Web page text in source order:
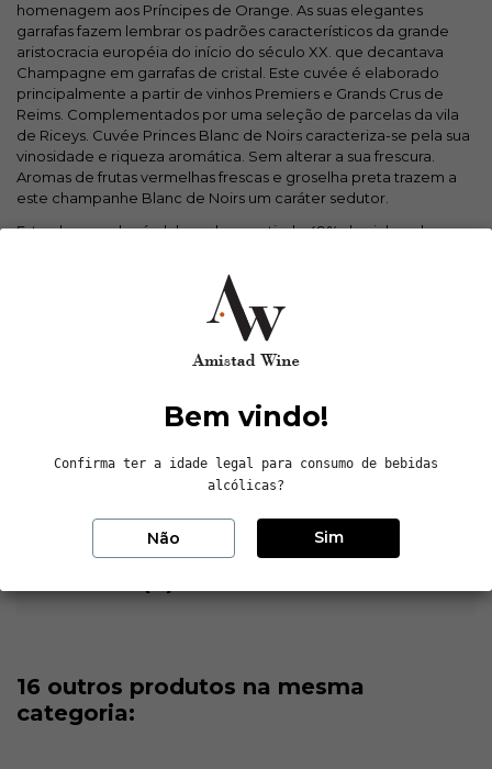
homenagem aos Príncipes de Orange. As suas elegantes
garrafas fazem lembrar os padrões característicos da grande
aristocracia européia do início do século XX. que decantava
Champagne em garrafas de cristal. Este cuvée é elaborado
principalmente a partir de vinhos Premiers e Grands Crus de
Reims. Complementados por uma seleção de parcelas da vila
de Riceys. Cuvée Princes Blanc de Noirs caracteriza-se pela sua
vinosidade e riqueza aromática. Sem alterar a sua frescura.
Aromas de frutas vermelhas frescas e groselha preta trazem a
este champanhe Blanc de Noirs um caráter sedutor.
Este champanhe é elaborado a partir de 49% de vinhos da
reserva provenientes das colheitas de 2016, 2018 e 2019. Esta
complexidade da mistura garante uma continuidade estilística e
uma maturidade aromática notável. A dosagem é ajustada para
5 g/L, oferecendo um equilíbrio perfeito entre frescura e
crus da Champagne, incluindo Mesnil-sur-Oger, Trépail, Les
Riceys, Hautvillers, Ludes e Chigny-les-Roses. Uma verdadeira
Dados do produto
16 outros produtos na mesma
categoria:
Bem vindo!
Confirma ter a idade legal para consumo de bebidas
alcólicas?
Não Sim